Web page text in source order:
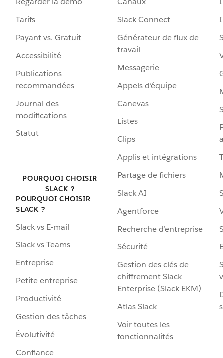
Tarifs
Payant vs. Gratuit
Accessibilité
Publications
recommandées
Journal des
modifications
Statut
POURQUOI CHOISIR
SLACK ?
POURQUOI CHOISIR
SLACK ?
Slack vs E-mail
Slack vs Teams
Entreprise
Petite entreprise
Productivité
Gestion des tâches
Évolutivité
Confiance
Slack Connect
Générateur de flux de
travail
Messagerie
Appels d’équipe
Canevas
Listes
Clips
Applis et intégrations
Partage de fichiers
Slack AI
Agentforce
Recherche d’entreprise
Sécurité
Gestion des clés de
chiffrement Slack
Enterprise (Slack EKM)
Atlas Slack
Voir toutes les
fonctionnalités